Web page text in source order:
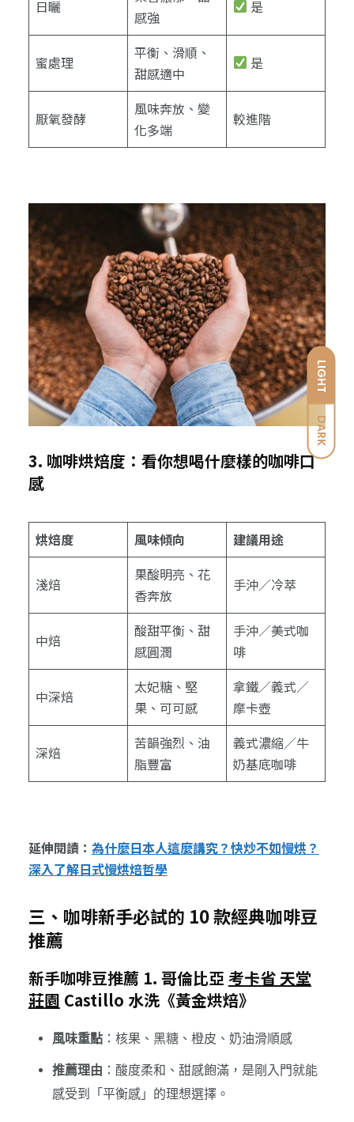
LIGHT
DARK
日曬
感強
是
蜜處理
平衡、滑順、
甜感適中
是
厭氧發酵
風味奔放、變
化多端
較進階
3. 咖啡烘焙度：看你想喝什麼樣的咖啡口
感
烘焙度 風味傾向 建議用途
淺焙
果酸明亮、花
香奔放
手沖／冷萃
中焙
酸甜平衡、甜
感圓潤
手沖／美式咖
啡
中深焙
太妃糖、堅
果、可可感
拿鐵／義式／
摩卡壺
深焙
苦韻強烈、油
脂豐富
義式濃縮／牛
奶基底咖啡
延伸閱讀： 為什麼日本人這麼講究？快炒不如慢烘？
深入了解日式慢烘焙哲學
三、咖啡新手必試的 10 款經典咖啡豆
推薦
新手咖啡豆推薦 1. 哥倫比亞 考卡省 天堂
莊園 Castillo 水洗《黃金烘焙》
風味重點：核果、黑糖、橙皮、奶油滑順感
推薦理由 ：酸度柔和、甜感飽滿，是剛入門就能
感受到「平衡感」的理想選擇。